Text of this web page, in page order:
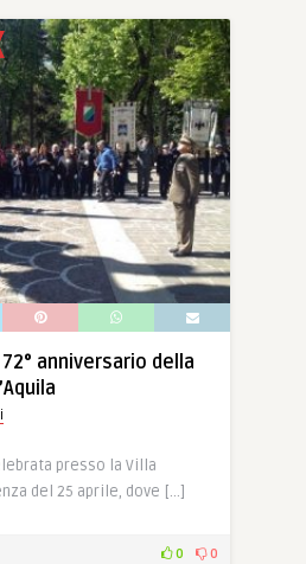
anniversario della
presso la Villa
del 25 aprile, dove […]
0 0